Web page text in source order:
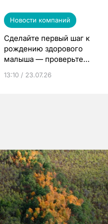
Новости компаний
Сделайте первый шаг к
рождению здорового
малыша — проверьте
по ОМС!
13:10 / 23.07.26